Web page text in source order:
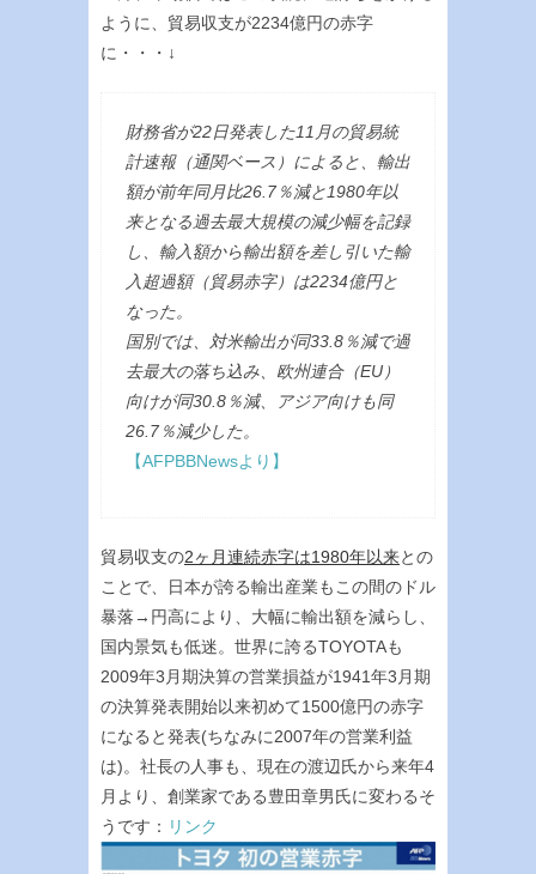
ように、貿易収支が2234億円の赤字
に・・・↓
財務省が22日発表した11月の貿易統
計速報（通関ベース）によると、輸出
額が前年同月比26.7％減と1980年以
来となる過去最大規模の減少幅を記録
し、輸入額から輸出額を差し引いた輸
入超過額（貿易赤字）は2234億円と
なった。
国別では、対米輸出が同33.8％減で過
去最大の落ち込み、欧州連合（EU）
向けが同30.8％減、アジア向けも同
26.7％減少した。
【AFPBBNewsより】
貿易収支の2ヶ月連続赤字は1980年以来との
ことで、日本が誇る輸出産業もこの間のドル
暴落→円高により、大幅に輸出額を減らし、
国内景気も低迷。世界に誇るTOYOTAも
2009年3月期決算の営業損益が1941年3月期
の決算発表開始以来初めて1500億円の赤字
になると発表(ちなみに2007年の営業利益
は)。社長の人事も、現在の渡辺氏から来年4
月より、創業家である豊田章男氏に変わるそ
うです： リンク